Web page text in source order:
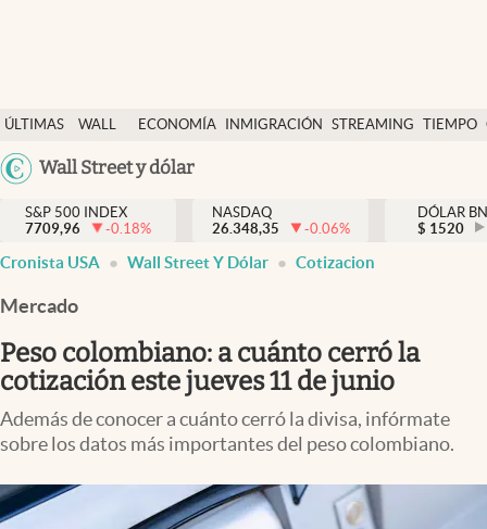
ÚLTIMAS
NOTICIAS
WALL
DÓLAR
ECONOMÍA INMIGRACIÓN STREAMING TIEMPO
México
Wall Street y dólar
Finanzas y economía
Wall Street y dólar
Inmigración
Espiritual
Streaming
Lifestyle
S&P 500 INDEX
7709,96
-0.18%
NASDAQ
26.348,35
-0.06%
DÓLAR
$ 1520
Cronista USA Wall Street Y Dólar Cotizacion
Mercado
Peso colombiano: a cuánto cerró la
cotización este jueves 11 de junio
Además de conocer a cuánto cerró la divisa, infórmate
sobre los datos más importantes del peso colombiano.